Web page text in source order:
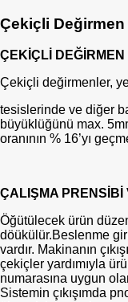
Çekiçli Değirmen
ÇEKİÇLİ DEĞİRMEN
Çekiçli değirmenler,
tesislerinde ve diğer
büyüklüğünü max.
oranının % 16’yı
ÇALIŞMA PRENSİBİ
Öğütülecek ürün
döükülür.Beslenme
vardır. Makinanın
çekiçler yardımıyla
numarasına uygun
Sistemin çıkışımda